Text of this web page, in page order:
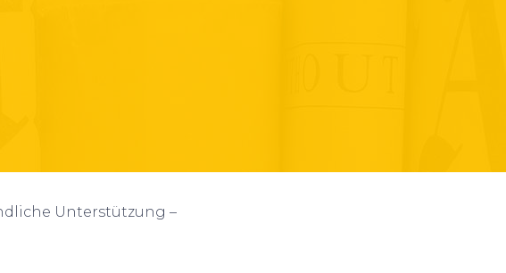
Unterstützung –